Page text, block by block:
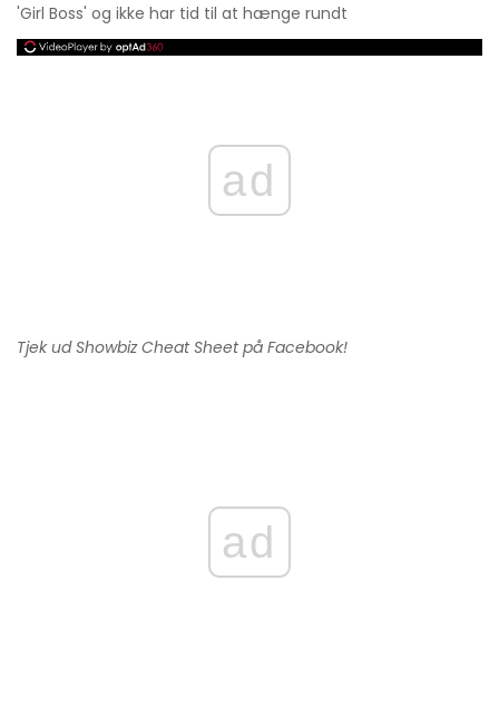
'Girl Boss' og ikke har tid til at hænge rundt
ad
Tjek ud Showbiz Cheat Sheet på Facebook!
ad